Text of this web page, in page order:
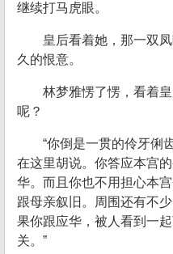
继续打马虎眼。
皇后看着她，那一双
久的恨意。
林梦雅愣了愣，看着
呢？
“你倒是一贯的伶牙俐
在这里胡说。你答应本宫
华。而且你也不用担心本
跟母亲叙旧。周围还有不
果你跟应华，被人看到一
关。”